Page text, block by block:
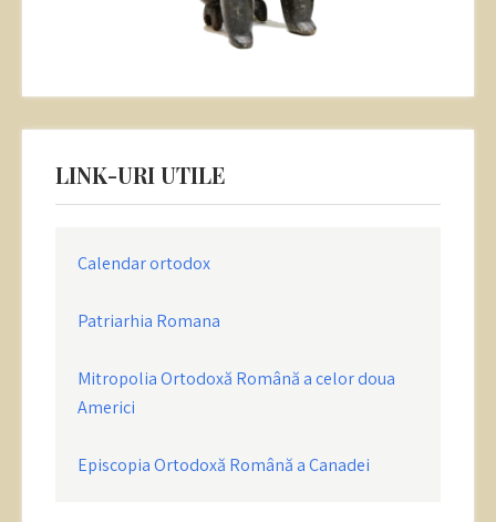
LINK-URI UTILE
Calendar ortodox
Patriarhia Romana
Mitropolia Ortodoxă Română a celor doua
Americi
Episcopia Ortodoxă Română a Canadei